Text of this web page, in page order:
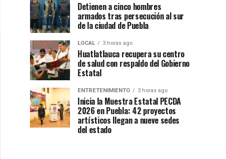
Detienen a cinco hombres
armados tras persecución al sur
de la ciudad de Puebla
LOCAL 3 horas ago
Huatlatlauca recupera su centro
de salud con respaldo del Gobierno
Estatal
ENTRETENIMIENTO 3 horas ago
Inicia la Muestra Estatal PECDA
2026 en Puebla: 42 proyectos
artísticos llegan a nueve sedes
del estado